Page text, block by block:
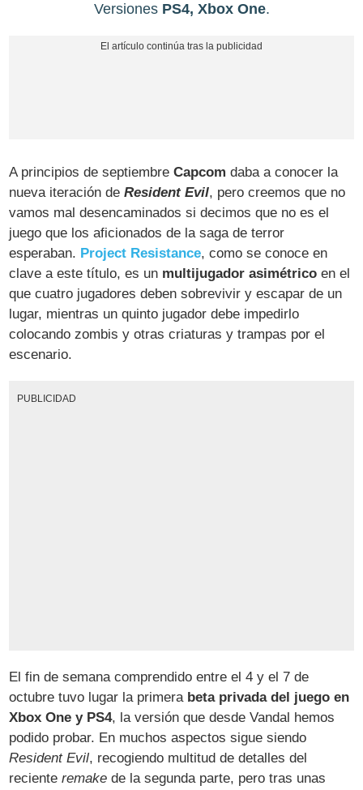
Versiones PS4, Xbox One.
A principios de septiembreCapcom daba a conocer la
nueva iteración deResident Evil, pero creemos que no
vamos mal desencaminados si decimos que no es el
juego que los aficionados de la saga de terror
esperaban. Project Resistance, como se conoce en
clave a este título, es un multijugador asimétrico en el
que cuatro jugadores deben sobrevivir y escapar de un
lugar, mientras un quinto jugador debe impedirlo
colocando zombis y otras criaturas y trampas por el
escenario.
PUBLICIDAD
El fin de semana comprendido entre el 4 y el 7 de
octubre tuvo lugar la primera beta privada del juego en
Xbox One y PS4, la versión que desde Vandal hemos
podido probar. En muchos aspectos sigue siendo
Resident Evil, recogiendo multitud de detalles del
recienteremake de la segunda parte, pero tras unas